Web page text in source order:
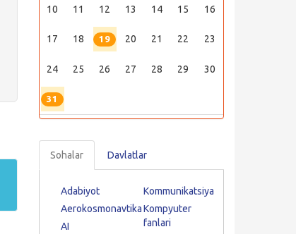
10 11 12 13 14 15 16
17 18 19 20 21 22 23
24 25 26 27 28 29 30
31
Sohalar Davlatlar
Adabiyot
Aerokosmonavtika
AI
Kommunikatsiya
Kompyuter
fanlari